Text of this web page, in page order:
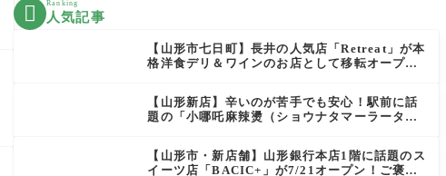
 Ranking
人気記事
【山形市七日町】長井の人気店「Retreat」が本
格洋食デリ＆ワインのお店として移転オープン
【山形新店】辛いのが苦手でも安心！駅前に話
題の「小哪吒麻辣燙（ショウナタマーラータ
【山形市・新店舗】山形銀行本店1階に話題のス
イーツ店「BACIC+」が7/21オープン！ご褒美